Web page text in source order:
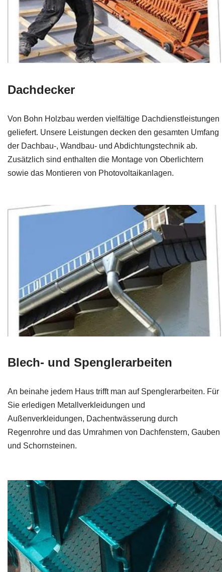
Dachdecker
Von Bohn Holzbau werden vielfältige Dachdienstleistungen
geliefert. Unsere Leistungen decken den gesamten Umfang
der Dachbau-, Wandbau- und Abdichtungstechnik ab.
Zusätzlich sind enthalten die Montage von Oberlichtern
sowie das Montieren von Photovoltaikanlagen.
Blech- und Spenglerarbeiten
An beinahe jedem Haus trifft man auf Spenglerarbeiten. Für
Sie erledigen Metallverkleidungen und
Außenverkleidungen, Dachentwässerung durch
Regenrohre und das Umrahmen von Dachfenstern, Gauben
und Schornsteinen.